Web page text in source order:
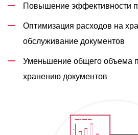
Повышение эффективности
Оптимизация расходов на
обслуживание документов
Уменьшение общего объема
хранению документов